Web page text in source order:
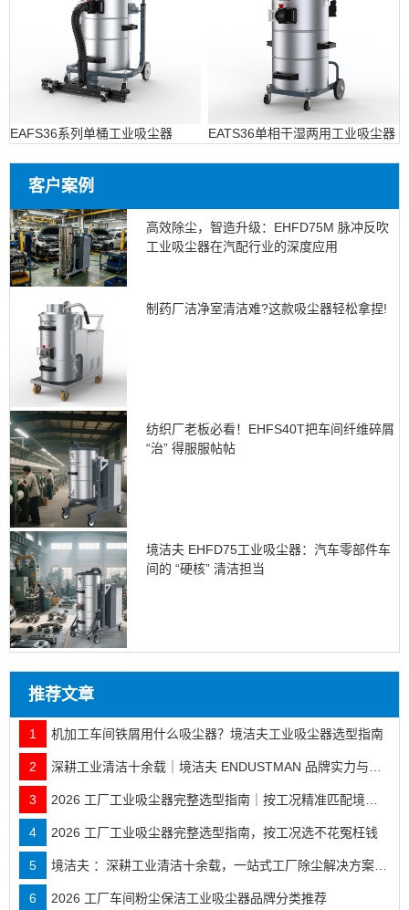
EAFS36系列单桶工业吸尘器 EATS36单相干湿两用工业吸尘器
客户案例
高效除尘，智造升级：EHFD75M 脉冲反吹
工业吸尘器在汽配行业的深度应用
制药厂洁净室清洁难?这款吸尘器轻松拿捏!
纺织厂老板必看！EHFS40T把车间纤维碎屑
“治” 得服服帖帖
境洁夫 EHFD75工业吸尘器：汽车零部件车
间的 “硬核” 清洁担当
推荐文章
1 机加工车间铁屑用什么吸尘器？境洁夫工业吸尘器选型指南
2 深耕工业清洁十余载｜境洁夫 ENDUSTMAN 品牌实力与全行业落地案例
3 2026 工厂工业吸尘器完整选型指南｜按工况精准匹配境洁夫全系机型
4 2026 工厂工业吸尘器完整选型指南，按工况选不花冤枉钱
5 境洁夫 ：深耕工业清洁十余载，一站式工厂除尘解决方案服务商
6 2026 工厂车间粉尘保洁工业吸尘器品牌分类推荐